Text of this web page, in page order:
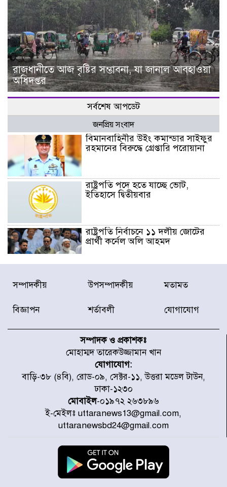
রাজধানীতে আজ বৃষ্টির সম্ভাবনা, যা জানাল আবহাওয়া
অধিদপ্তর
সর্বশেষ আপডেট
জনপ্রিয় সংবাদ
বিমানবাহিনীর উইং কমান্ডার সাইফুর
রহমানের বিরুদ্ধে গ্রেপ্তারি পরোয়ানা
রাষ্ট্রপতি পদে হতে যাচ্ছে ভোট,
ইতিহাসে দ্বিতীয়বার
রাষ্ট্রপতি নির্বাচনে ১১ দলীয় জোটের
প্রার্থী কর্নেল অলি আহমদ
ডিএনসিসির সঙ্গে সমন্বয়ে পরিচ্ছন্নতার
নতুন উদ্যোগ নিকুঞ্জ-টানপাড়ায়
উদ্যোগে উত্তরা ১৩ নং সেক্টর-এ
পরিষ্কার-পরিচ্ছন্নতা অভিযান
ডিএমপির অভিযানে ২৪ ঘণ্টায় গ্রেপ্তার
৫০৪, উদ্ধার মাদক-অস্ত্র
সন্দ্বীপের চরে বিপদে পড়া কচ্ছপ উদ্ধার
সাগরে অবমুক্ত
মাতারবাড়ী পৌঁছে নির্ধারিত কর্মসূচিতে
যোগ দিয়েছেন প্রধানমন্ত্রী
সম্পাদকীয় উপসম্পাদকীয় মতামত
বিজ্ঞাপন শর্তাবলী যোগাযোগ
সম্পাদক ও প্রকাশকঃ
মোহাম্মদ তারেকউজ্জামান খান
যোগাযোগ:
বাড়ি-৩৮ (৪বি), রোড-০৯, সেক্টর-১১, উত্তরা মডেল টাউন,
ঢাকা-১২৩০
মোবাইল-০১৯৭২ ২৬৩৮৯৬
ই-মেইলঃ uttaranews13@gmail.com,
uttaranewsbd24@gmail.com